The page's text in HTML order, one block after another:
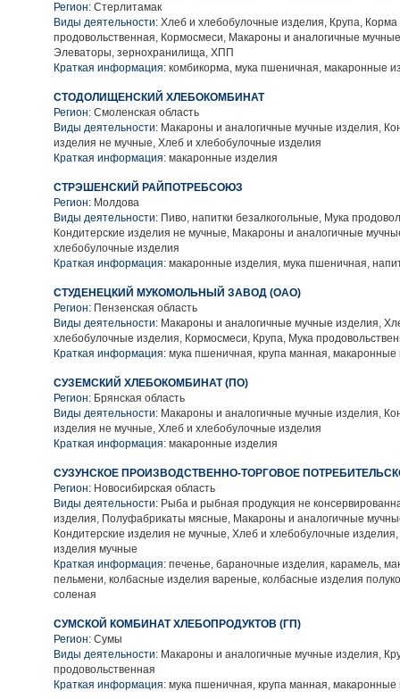
Регион: Стерлитамак
Виды деятельности: Хлеб и хлебобулочные изделия, Крупа,
продовольственная, Кормосмеси, Макароны и аналогичные
Элеваторы, зернохранилища, ХПП
Краткая информация: комбикорма, мука пшеничная, макаронные
СТОДОЛИЩЕНСКИЙ ХЛЕБОКОМБИНАТ
Регион: Смоленская область
Виды деятельности: Макароны и аналогичные мучные изделия,
изделия не мучные, Хлеб и хлебобулочные изделия
Краткая информация: макаронные изделия
СТРЭШЕНСКИЙ РАЙПОТРЕБСОЮЗ
Регион: Молдова
Виды деятельности: Пиво, напитки безалкогольные, Мука
Кондитерские изделия не мучные, Макароны и аналогичные
хлебобулочные изделия
Краткая информация: макаронные изделия, мука пшеничная,
СТУДЕНЕЦКИЙ МУКОМОЛЬНЫЙ ЗАВОД (ОАО)
Регион: Пензенская область
Виды деятельности: Макароны и аналогичные мучные изделия,
хлебобулочные изделия, Кормосмеси, Крупа, Мука
Краткая информация: мука пшеничная, крупа манная, макаронные
СУЗЕМСКИЙ ХЛЕБОКОМБИНАТ (ПО)
Регион: Брянская область
Виды деятельности: Макароны и аналогичные мучные изделия,
изделия не мучные, Хлеб и хлебобулочные изделия
Краткая информация: макаронные изделия
СУЗУНСКОЕ ПРОИЗВОДСТВЕННО-ТОРГОВОЕ
Регион: Новосибирская область
Виды деятельности: Рыба и рыбная продукция не
изделия, Полуфабрикаты мясные, Макароны и аналогичные
Кондитерские изделия не мучные, Хлеб и хлебобулочные
изделия мучные
Краткая информация: печенье, бараночные изделия, карамель,
пельмени, колбасные изделия вареные, колбасные изделия
соленая
СУМСКОЙ КОМБИНАТ ХЛЕБОПРОДУКТОВ (ГП)
Регион: Сумы
Виды деятельности: Макароны и аналогичные мучные изделия,
продовольственная
Краткая информация: мука пшеничная, крупа манная, макаронные